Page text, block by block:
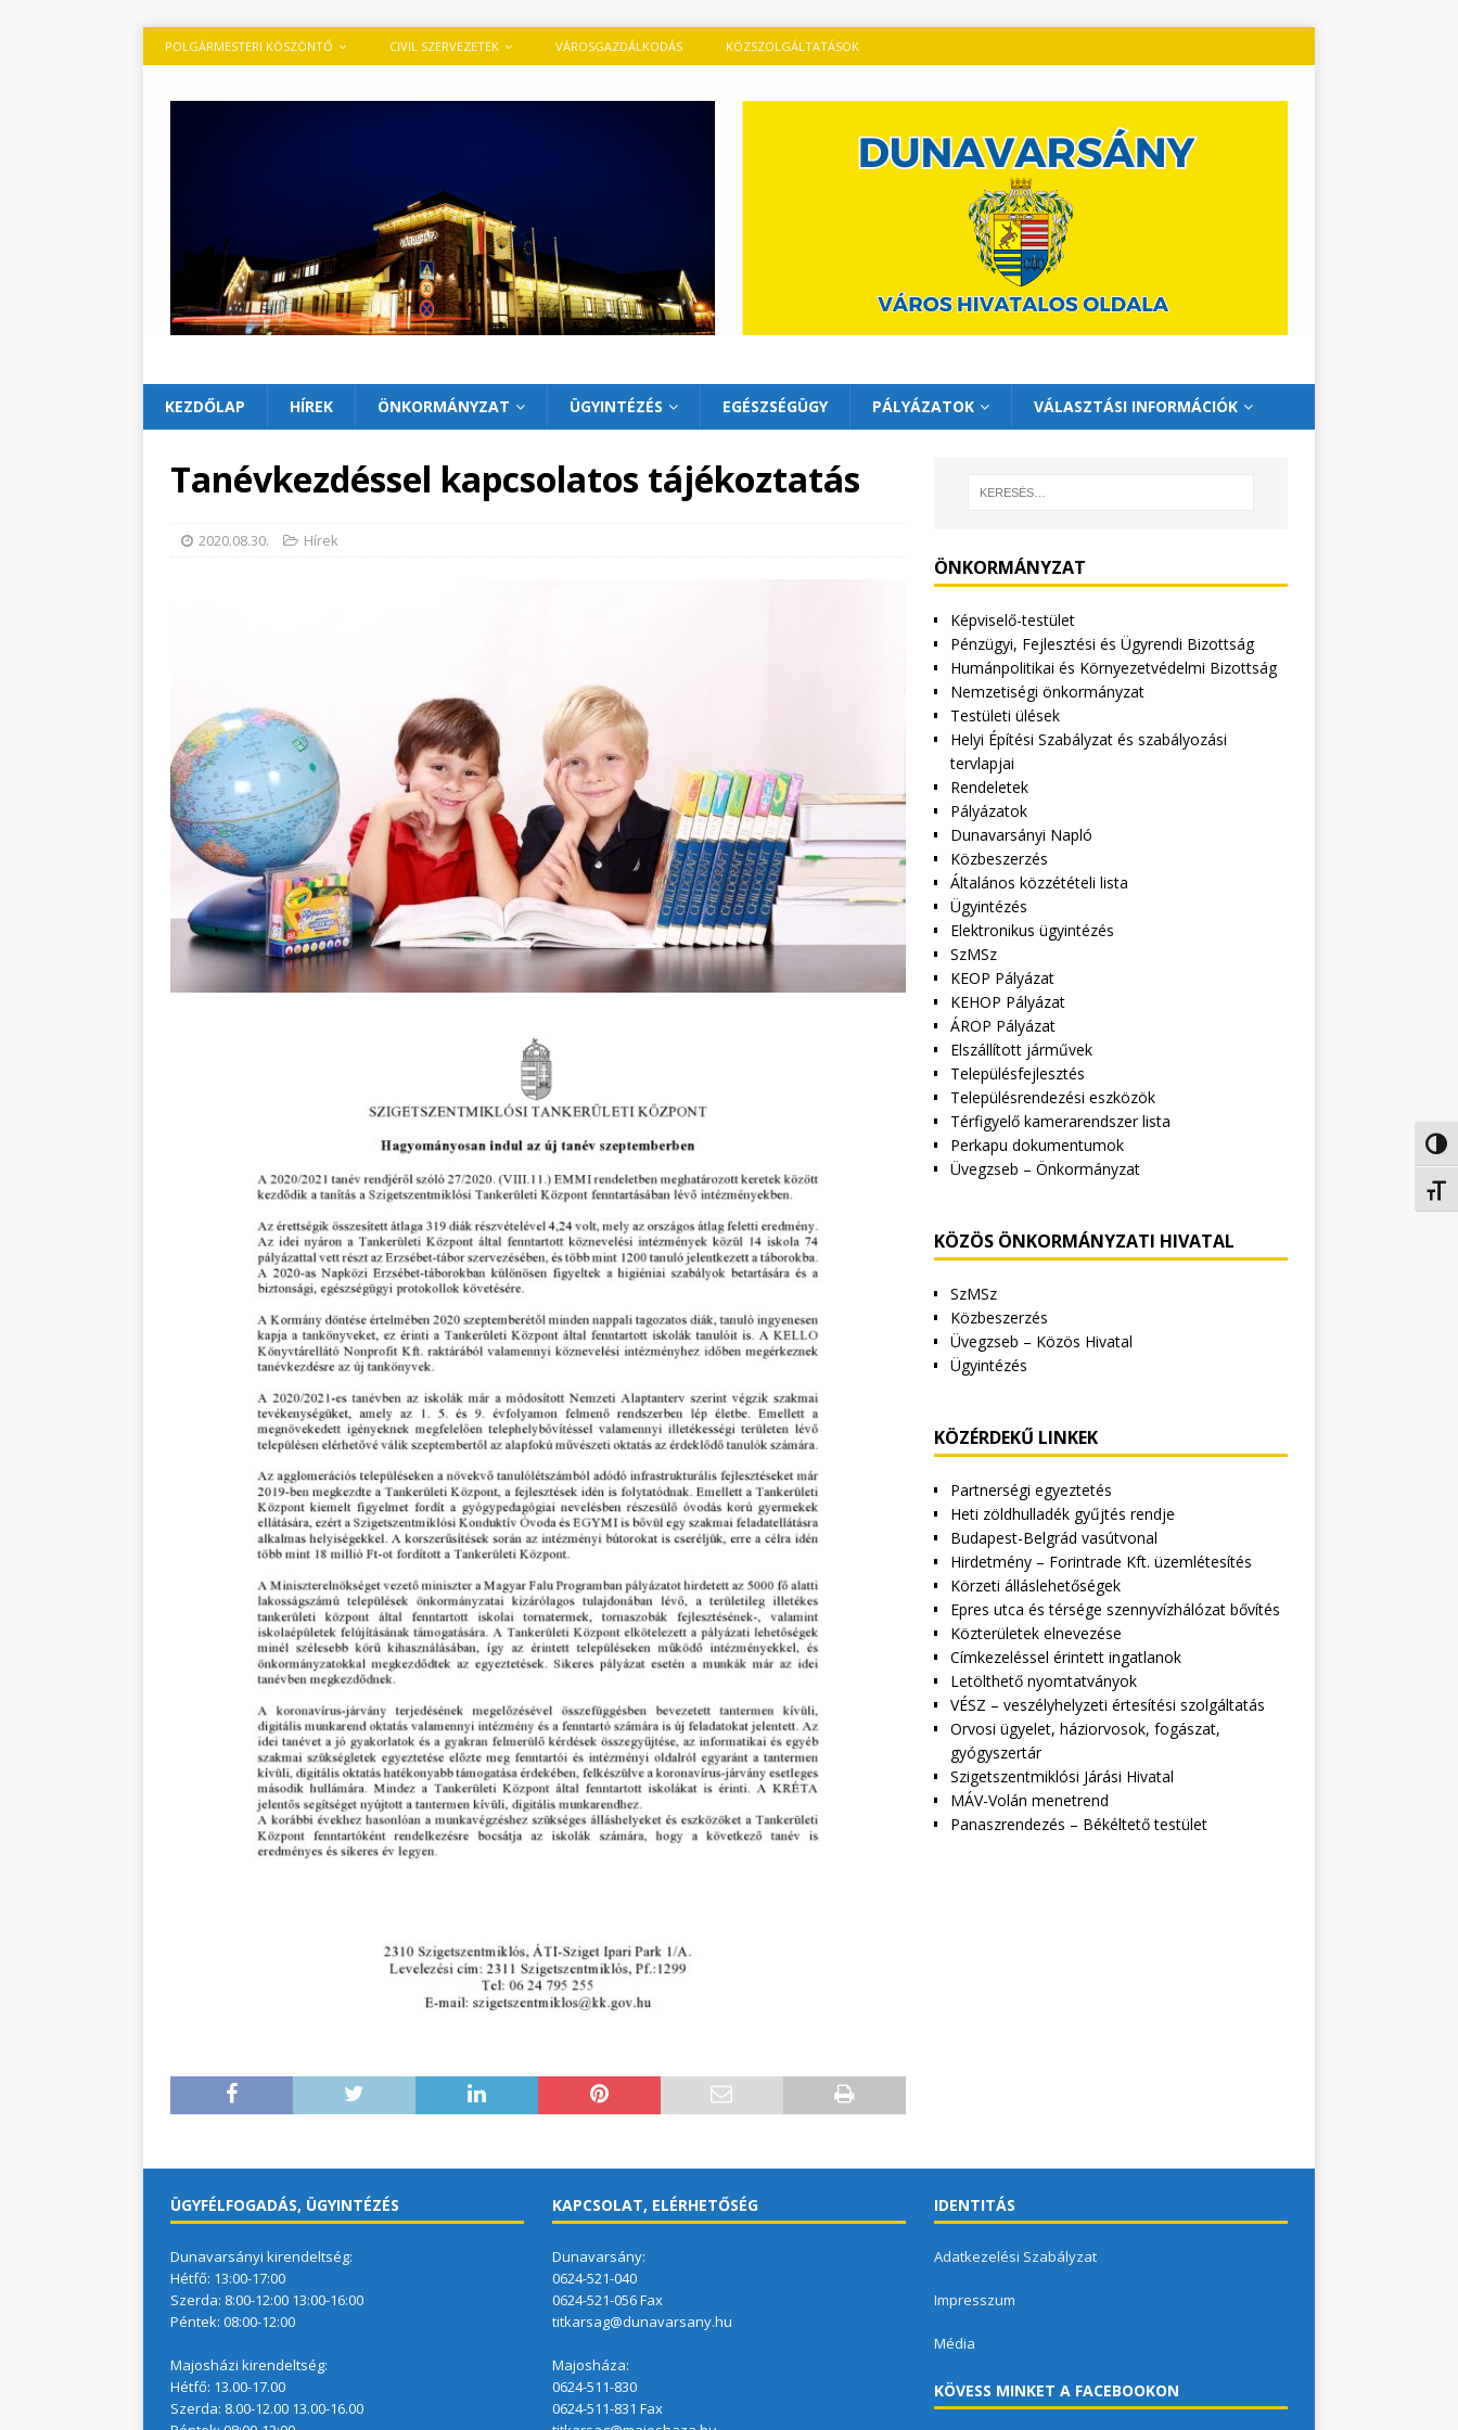
POLGÁRMESTERI KÖSZÖNTŐ CIVIL SZERVEZETEK VÁROSGAZDÁLKODÁS KÖZSZOLGÁLTATÁSOK
KEZDŐLAP HÍREK ÖNKORMÁNYZAT ÜGYINTÉZÉS EGÉSZSÉGÜGY PÁLYÁZATOK VÁLASZTÁSI INFORMÁCIÓK
Tanévkezdéssel kapcsolatos tájékoztatás
2020.08.30. Hírek
ÖNKORMÁNYZAT
Képviselő-testület
Pénzügyi, Fejlesztési és Ügyrendi Bizottság
Humánpolitikai és Környezetvédelmi Bizottság
Nemzetiségi önkormányzat
Testületi ülések
Helyi Építési Szabályzat és szabályozási
tervlapjai
Rendeletek
Pályázatok
Dunavarsányi Napló
Közbeszerzés
Általános közzétételi lista
Ügyintézés
Elektronikus ügyintézés
SzMSz
KEOP Pályázat
KEHOP Pályázat
ÁROP Pályázat
Elszállított járművek
Településfejlesztés
Településrendezési eszközök
Térfigyelő kamerarendszer lista
Perkapu dokumentumok
Üvegzseb – Önkormányzat
KÖZÖS ÖNKORMÁNYZATI HIVATAL
SzMSz
Közbeszerzés
Üvegzseb – Közös Hivatal
Ügyintézés
KÖZÉRDEKŰ LINKEK
Partnerségi egyeztetés
Heti zöldhulladék gyűjtés rendje
Budapest-Belgrád vasútvonal
Hirdetmény – Forintrade Kft. üzemlétesítés
Körzeti álláslehetőségek
Epres utca és térsége szennyvízhálózat bővítés
Közterületek elnevezése
Címkezeléssel érintett ingatlanok
Letölthető nyomtatványok
VÉSZ – veszélyhelyzeti értesítési szolgáltatás
Orvosi ügyelet, háziorvosok, fogászat,
gyógyszertár
Szigetszentmiklósi Járási Hivatal
MÁV-Volán menetrend
Panaszrendezés – Békéltető testület
ÜGYFÉLFOGADÁS, ÜGYINTÉZÉS
Dunavarsányi kirendeltség:
Hétfő: 13:00-17:00
Szerda: 8:00-12:00 13:00-16:00
Péntek: 08:00-12:00
Majosházi kirendeltség:
Hétfő: 13.00-17.00
Szerda: 8.00-12.00 13.00-16.00
KAPCSOLAT, ELÉRHETŐSÉG
Dunavarsány:
0624-521-040
0624-521-056 Fax
titkarsag@dunavarsany.hu
Majosháza:
0624-511-830
0624-511-831 Fax
IDENTITÁS
Adatkezelési Szabályzat
Impresszum
Média
KÖVESS MINKET A FACEBOOKON